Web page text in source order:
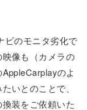
ビのモニタ劣化で
像も（カメラの
のよ
いとのことで、
装をご依頼いた